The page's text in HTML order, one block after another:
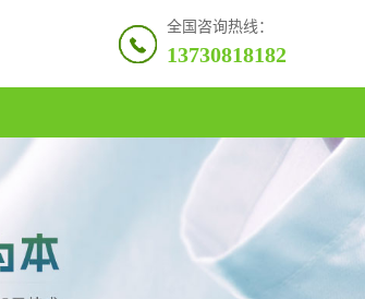
全国咨询热线：
13730818182